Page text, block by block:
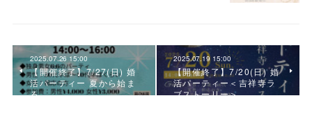
2025.07.26 15:00
【開催終了】7/27(日) 婚
活パーティー 夏から始ま
る
2025.07.19 15:00
【開催終了】7/20(日) 婚
活パーティー＜吉祥寺ラ
ブストーリー＞